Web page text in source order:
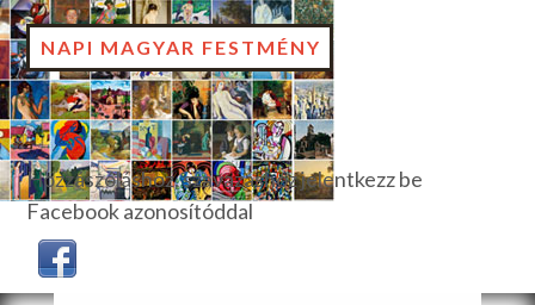
NAPI MAGYAR FESTMÉNY
Hozzászóláshoz, szavazáshoz jelentkezz be
Facebook azonosítóddal